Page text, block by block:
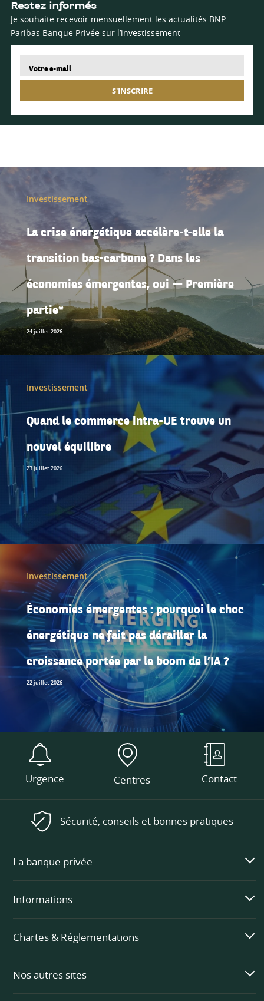
Restez informés
Je souhaite recevoir mensuellement les actualités BNP
Paribas Banque Privée sur l’investissement
S'INSCRIRE
Investissement
La crise énergétique accélère-t-elle la
transition bas-carbone ? Dans les
économies émergentes, oui — Première
partie*
24 juillet 2026
Investissement
Quand le commerce intra-UE trouve un
nouvel équilibre
23 juillet 2026
Investissement
Économies émergentes : pourquoi le choc
énergétique ne fait pas dérailler la
croissance portée par le boom de l’IA ?
22 juillet 2026
Urgence Centres Contact
Sécurité, conseils et bonnes pratiques
La banque privée
Informations
Chartes & Réglementations
Nos autres sites